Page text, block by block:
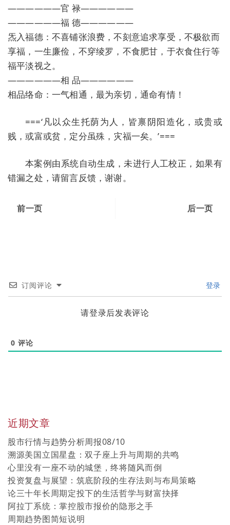
——————官 禄——————
——————福 德——————
炁入福德：不喜铺张浪费，不刻意追求享受，不极欲而
享福，一生廉俭，不穿绫罗，不食肥甘，于衣食住行等
福平淡视之。
——————相 品——————
相品络命：一气相通，最为亲切，通命有情！
===‘凡以众生托荫为人，皆禀阴阳造化，或贵或
贱，或富或贫，定分虽殊，灾福一矣。’===
本案例由系统自动生成，未进行人工校正，如果有
错漏之处，请留言反馈，谢谢。
前一页 后一页
订阅评论 登录
请登录后发表评论
0 评论
近期文章
股市行情与趋势分析周报08/10
溯源美国立国星盘：双子座上升与周期的共鸣
心里没有一座不动的城堡，终将随风而倒
投资复盘与展望：筑底阶段的生存法则与布局策略
论三十年长周期定投下的生活哲学与财富抉择
阿拉丁系统：掌控股市报价的隐形之手
周期趋势图简短说明